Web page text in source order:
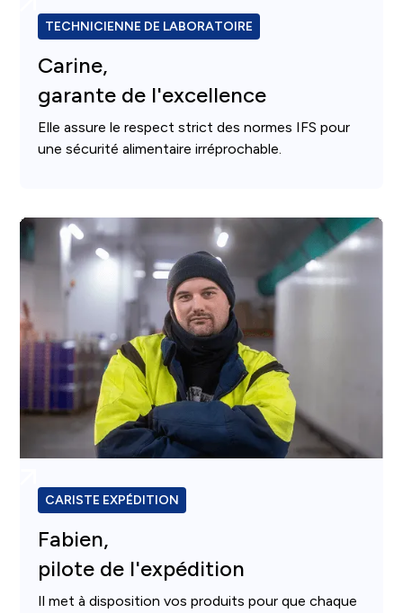
TECHNICIENNE DE LABORATOIRE
Carine,
garante de l'excellence
Elle assure le respect strict des normes IFS pour
une sécurité alimentaire irréprochable.
CARISTE EXPÉDITION
Fabien,
pilote de l'expédition
Il met à disposition vos produits pour que chaque